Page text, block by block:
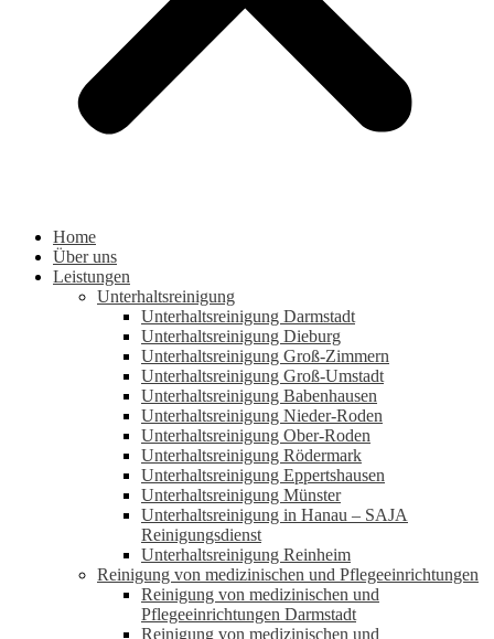
Home
Über uns
Leistungen
Unterhaltsreinigung
Unterhaltsreinigung Darmstadt
Unterhaltsreinigung Dieburg
Unterhaltsreinigung Groß-Zimmern
Unterhaltsreinigung Groß-Umstadt
Unterhaltsreinigung Babenhausen
Unterhaltsreinigung Nieder-Roden
Unterhaltsreinigung Ober-Roden
Unterhaltsreinigung Rödermark
Unterhaltsreinigung Eppertshausen
Unterhaltsreinigung Münster
Unterhaltsreinigung in Hanau – SAJA
Reinigungsdienst
Unterhaltsreinigung Reinheim
Reinigung von medizinischen und Pflegeeinrichtungen
Reinigung von medizinischen und
Pflegeeinrichtungen Darmstadt
Reinigung von medizinischen und